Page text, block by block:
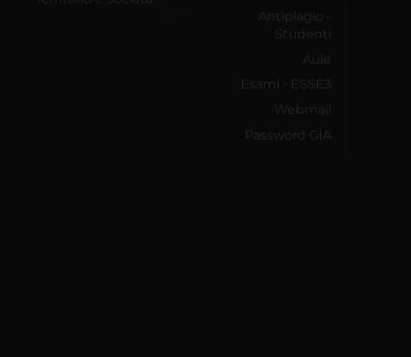
Antiplagio -
Studenti
Aule
Esami - ESSE3
Webmail
Password GIA